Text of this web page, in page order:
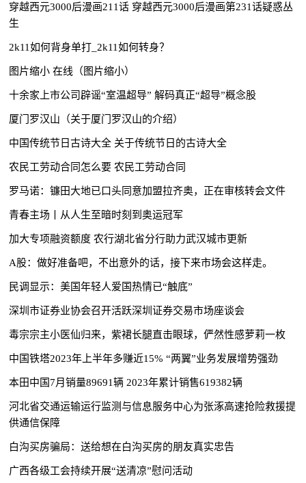
穿越西元3000后漫画211话 穿越西元3000后漫画第231话疑惑丛
生
2k11如何背身单打_2k11如何转身？
图片缩小 在线（图片缩小）
十余家上市公司辟谣“室温超导” 解码真正“超导”概念股
厦门罗汉山（关于厦门罗汉山的介绍）
中国传统节日古诗大全 关于传统节日的古诗大全
农民工劳动合同怎么要 农民工劳动合同
罗马诺：镰田大地已口头同意加盟拉齐奥，正在审核转会文件
青春主场丨从人生至暗时刻到奥运冠军
加大专项融资额度 农行湖北省分行助力武汉城市更新
A股：做好准备吧，不出意外的话，接下来市场会这样走。
民调显示：美国年轻人爱国热情已“触底”
深圳市证券业协会召开活跃深圳证券交易市场座谈会
毒宗宗主小医仙归来，紫裙长腿直击眼球，俨然性感萝莉一枚
中国铁塔2023年上半年多赚近15% “两翼”业务发展增势强劲
本田中国7月销量89691辆 2023年累计销售619382辆
河北省交通运输运行监测与信息服务中心为张涿高速抢险救援提
供通信保障
白沟买房骗局：送给想在白沟买房的朋友真实忠告
广西各级工会持续开展“送清凉”慰问活动